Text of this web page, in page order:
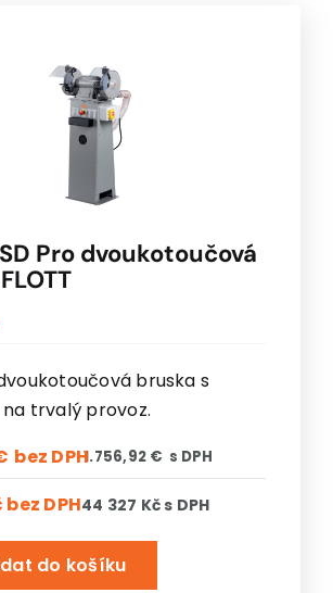
Pro dvoukotoučová
bruska s
trvalý provoz.
1.756,92 €
bez DPH44 327 Kčs DPH
do košíku